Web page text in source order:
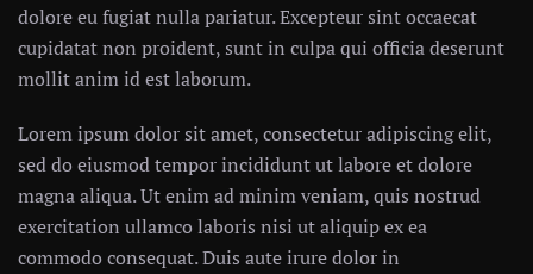
dolore eu fugiat nulla pariatur. Excepteur sint occaecat
cupidatat non proident, sunt in culpa qui officia deserunt
mollit anim id est laborum.
Lorem ipsum dolor sit amet, consectetur adipiscing elit,
sed do eiusmod tempor incididunt ut labore et dolore
magna aliqua. Ut enim ad minim veniam, quis nostrud
exercitation ullamco laboris nisi ut aliquip ex ea
commodo consequat. Duis aute irure dolor in